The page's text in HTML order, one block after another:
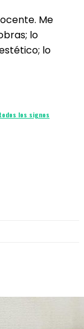
Me
lo
lo
los signos